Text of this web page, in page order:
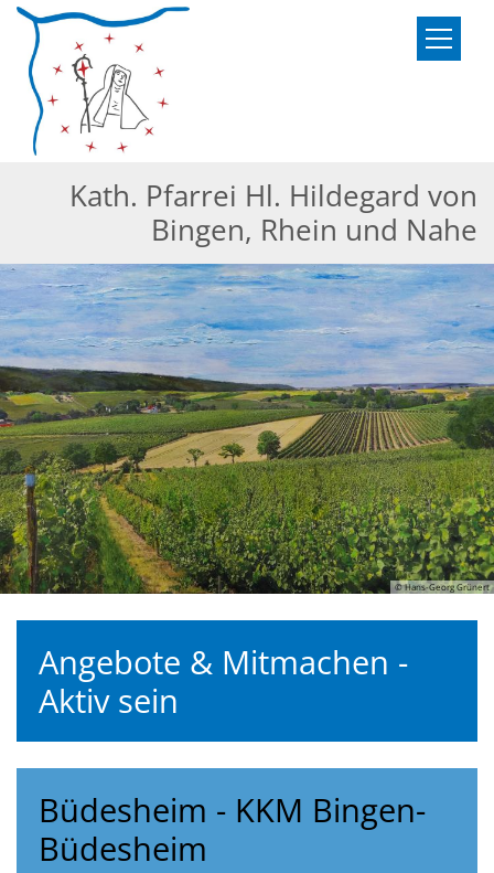
Zum Inhalt springen
Kath. Pfarrei Hl. Hildegard von
Bingen, Rhein und Nahe
© Hans-Georg Grünert
Angebote & Mitmachen -
Aktiv sein
Büdesheim - KKM Bingen-
Büdesheim